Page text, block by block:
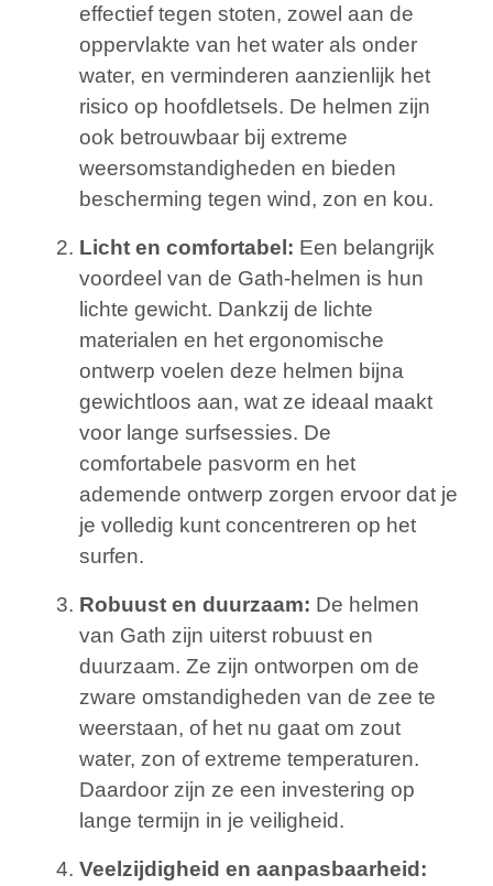
effectief tegen stoten, zowel aan de
oppervlakte van het water als onder
water, en verminderen aanzienlijk het
risico op hoofdletsels. De helmen zijn
ook betrouwbaar bij extreme
weersomstandigheden en bieden
bescherming tegen wind, zon en kou.
Licht en comfortabel: Een belangrijk
voordeel van de Gath-helmen is hun
lichte gewicht. Dankzij de lichte
materialen en het ergonomische
ontwerp voelen deze helmen bijna
gewichtloos aan, wat ze ideaal maakt
voor lange surfsessies. De
comfortabele pasvorm en het
ademende ontwerp zorgen ervoor dat je
je volledig kunt concentreren op het
surfen.
Robuust en duurzaam: De helmen
van Gath zijn uiterst robuust en
duurzaam. Ze zijn ontworpen om de
zware omstandigheden van de zee te
weerstaan, of het nu gaat om zout
water, zon of extreme temperaturen.
Daardoor zijn ze een investering op
lange termijn in je veiligheid.
Veelzijdigheid en aanpasbaarheid: